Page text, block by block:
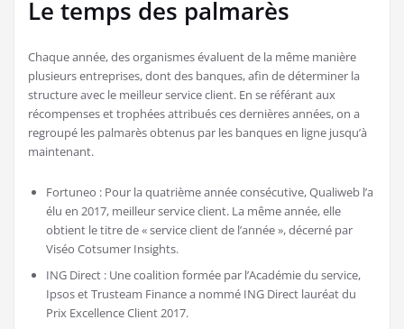
Le temps des palmarès
Chaque année, des organismes évaluent de la même manière
plusieurs entreprises, dont des banques, afin de déterminer la
structure avec le meilleur service client. En se référant aux
récompenses et trophées attribués ces dernières années, on a
regroupé les palmarès obtenus par les banques en ligne jusqu’à
maintenant.
Fortuneo : Pour la quatrième année consécutive, Qualiweb l’a
élu en 2017, meilleur service client. La même année, elle
obtient le titre de « service client de l’année », décerné par
Viséo Cotsumer Insights.
ING Direct : Une coalition formée par l’Académie du service,
Ipsos et Trusteam Finance a nommé ING Direct lauréat du
Prix Excellence Client 2017.